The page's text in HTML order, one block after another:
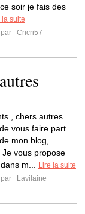
soir je fais des
la suite
Cricri57
, chers autres
vous faire part
mon blog,
vous propose
m...
Lire la suite
Lavilaine